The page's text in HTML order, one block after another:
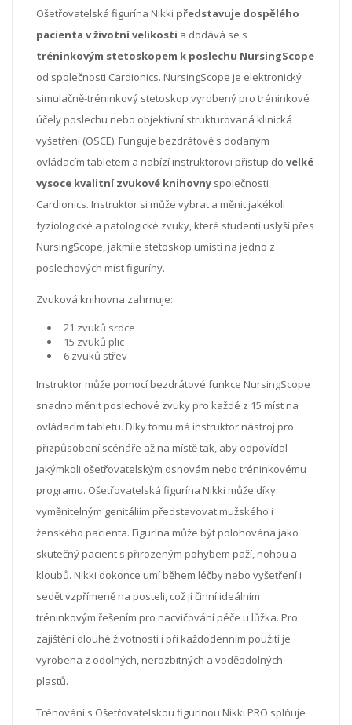
Ošetřovatelská figurína Nikki představuje dospělého
pacienta v životní velikosti a dodává se s
tréninkovým stetoskopem k poslechu NursingScope
od společnosti Cardionics. NursingScope je elektronický
simulačně-tréninkový stetoskop vyrobený pro tréninkové
účely poslechu nebo objektivní strukturovaná klinická
vyšetření (OSCE). Funguje bezdrátově s dodaným
ovládacím tabletem a nabízí instruktorovi přístup do velké
vysoce kvalitní zvukové knihovny společnosti
Cardionics. Instruktor si může vybrat a měnit jakékoli
fyziologické a patologické zvuky, které studenti uslyší přes
NursingScope, jakmile stetoskop umístí na jedno z
poslechových míst figuríny.
Zvuková knihovna zahrnuje:
21 zvuků srdce
15 zvuků plic
6 zvuků střev
Instruktor může pomocí bezdrátové funkce NursingScope
snadno měnit poslechové zvuky pro každé z 15 míst na
ovládacím tabletu. Díky tomu má instruktor nástroj pro
přizpůsobení scénáře až na místě tak, aby odpovídal
jakýmkoli ošetřovatelským osnovám nebo tréninkovému
programu. Ošetřovatelská figurína Nikki může díky
vyměnitelným genitáliím představovat mužského i
ženského pacienta. Figurína může být polohována jako
skutečný pacient s přirozeným pohybem paží, nohou a
kloubů. Nikki dokonce umí během léčby nebo vyšetření i
sedět vzpřímeně na posteli, což jí činní ideálním
tréninkovým řešením pro nacvičování péče u lůžka. Pro
zajištění dlouhé životnosti i při každodenním použití je
vyrobena z odolných, nerozbitných a voděodolných
plastů.
Trénování s Ošetřovatelskou figurínou Nikki PRO splňuje